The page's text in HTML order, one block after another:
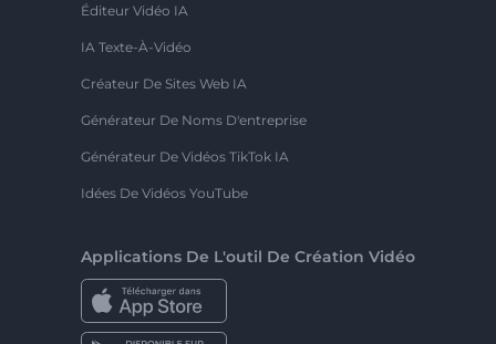
Éditeur Vidéo IA
IA Texte-À-Vidéo
Créateur De Sites Web IA
Générateur De Noms D'entreprise
Générateur De Vidéos TikTok IA
Idées De Vidéos YouTube
Applications De L'outil De Création Vidéo